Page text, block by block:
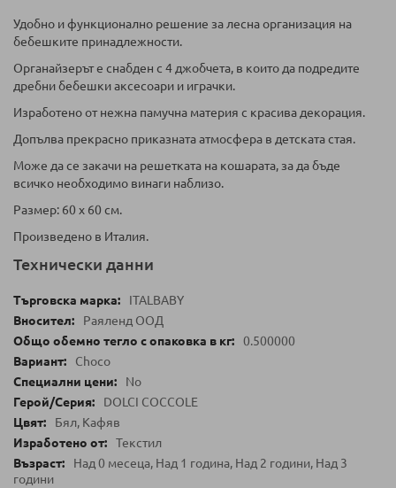
Удобно и функционално решение за лесна организация на
бебешките принадлежности.
Органайзерът е снабден с 4 джобчета, в които да подредите
дребни бебешки аксесоари и играчки.
Изработено от нежна памучна материя с красива декорация.
Допълва прекрасно приказната атмосфера в детската стая.
Може да се закачи на решетката на кошарата, за да бъде
всичко необходимо винаги наблизо.
Размер: 60 x 60 см.
Произведено в Италия.
Технически данни
ITALBABY
Раяленд ООД
0.500000
Choco
No
DOLCI COCCOLE
Бял, Кафяв
Текстил
Над 0 месеца, Над 1 година, Над 2 години, Над 3
години